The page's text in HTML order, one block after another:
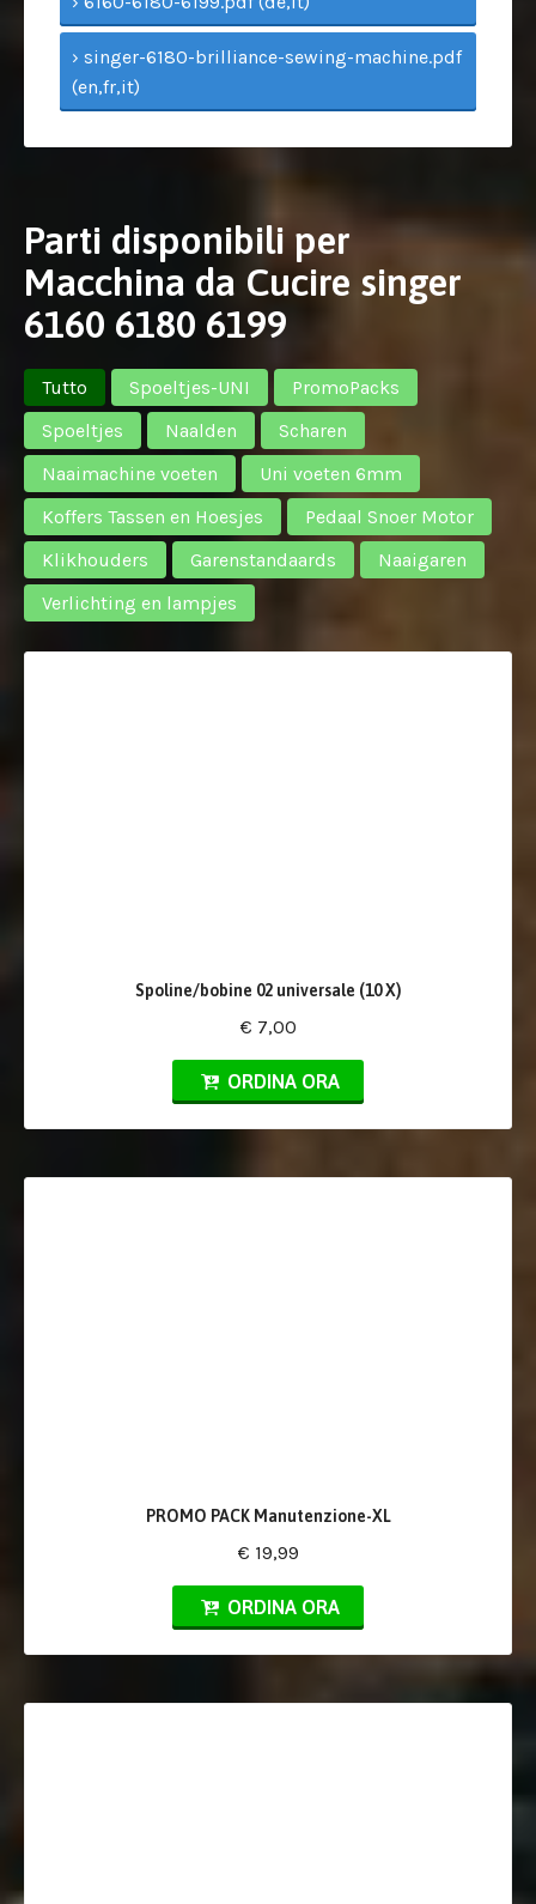
› singer-6180-brilliance-sewing-machine.pdf
(en,fr,it)
Parti disponibili per
Macchina da Cucire singer
6160 6180 6199
Tutto Spoeltjes-UNI
PromoPacks
Spoeltjes
Naalden
Scharen
Naaimachine voeten
Uni voeten 6mm
Koffers Tassen en Hoesjes
Pedaal Snoer Motor
Klikhouders
Garenstandaards
Naaigaren
Verlichting en lampjes
Spoline/bobine 02 universale (10 X)
€ 7,00
ORDINA ORA
PROMO PACK Manutenzione-XL
€ 19,99
ORDINA ORA